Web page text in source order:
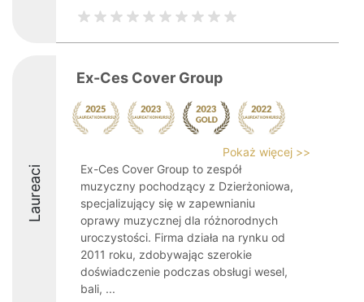
Laureaci
Ex-Ces Cover Group
Pokaż więcej >>
Ex-Ces Cover Group to zespół
muzyczny pochodzący z Dzierżoniowa,
specjalizujący się w zapewnianiu
oprawy muzycznej dla różnorodnych
uroczystości. Firma działa na rynku od
2011 roku, zdobywając szerokie
doświadczenie podczas obsługi wesel,
bali, ...